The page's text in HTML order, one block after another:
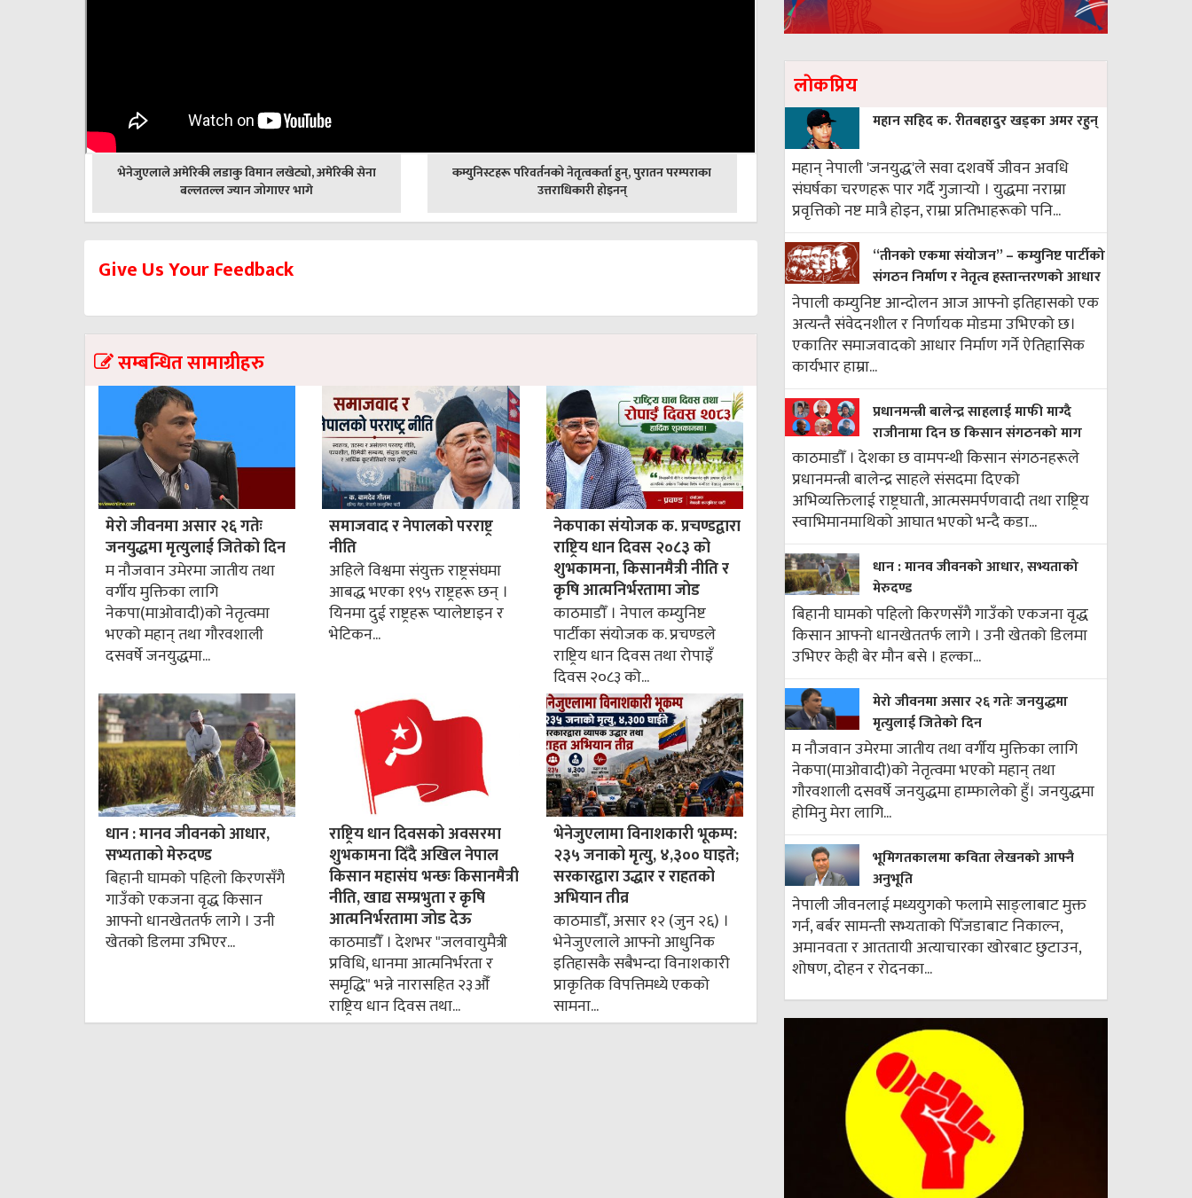
पछिल्लाे
भेनेजुएलाले अमेरिकी लडाकु विमान लखेट्यो, अमेरिकी सेना
बल्लतल्ल ज्यान जोगाएर भागे
अघिल्लाे
कम्युनिस्टहरू परिवर्तनको नेतृत्वकर्ता हुन्, पुरातन परम्पराका
उत्तराधिकारी होइनन्
Give Us Your Feedback
सम्बन्धित सामाग्रीहरु
मेरो जीवनमा असार २६ गतेः
जनयुद्धमा मृत्युलाई जितेको दिन
म नौजवान उमेरमा जातीय तथा
वर्गीय मुक्तिका लागि
नेकपा(माओवादी)को नेतृत्वमा
भएको महान् तथा गौरवशाली
दसवर्षे जनयुद्धमा...
समाजवाद र नेपालको परराष्ट्र
नीति
अहिले विश्वमा संयुक्त राष्ट्रसंघमा
आबद्ध भएका १९५ राष्ट्रहरू छन् ।
यिनमा दुई राष्ट्रहरू प्यालेष्टाइन र
भेटिकन...
नेकपाका संयोजक क. प्रचण्डद्वारा
राष्ट्रिय धान दिवस २०८३ को
शुभकामना, किसानमैत्री नीति र
कृषि आत्मनिर्भरतामा जोड
काठमाडौँ । नेपाल कम्युनिष्ट
पार्टीका संयोजक क. प्रचण्डले
राष्ट्रिय धान दिवस तथा रोपाइँ
दिवस २०८३ को...
धान : मानव जीवनको आधार,
सभ्यताको मेरुदण्ड
बिहानी घामको पहिलो किरणसँगै
गाउँको एकजना वृद्ध किसान
आफ्नो धानखेततर्फ लागे । उनी
खेतको डिलमा उभिएर...
राष्ट्रिय धान दिवसको अवसरमा
शुभकामना दिँदै अखिल नेपाल
किसान महासंघ भन्छः किसानमैत्री
नीति, खाद्य सम्प्रभुता र कृषि
आत्मनिर्भरतामा जोड देऊ
काठमाडौँ । देशभर "जलवायुमैत्री
प्रविधि, धानमा आत्मनिर्भरता र
समृद्धि" भन्ने नारासहित २३औँ
राष्ट्रिय धान दिवस तथा...
भेनेजुएलामा विनाशकारी भूकम्प:
२३५ जनाको मृत्यु, ४,३०० घाइते;
सरकारद्वारा उद्धार र राहतको
अभियान तीव्र
काठमाडौँ, असार १२ (जुन २६) ।
भेनेजुएलाले आफ्नो आधुनिक
इतिहासकै सबैभन्दा विनाशकारी
प्राकृतिक विपत्तिमध्ये एकको
सामना...
लाेकप्रिय
महान सहिद क. रीतबहादुर खड्‌का अमर रहुन्
महान् नेपाली 'जनयुद्ध'ले सवा दशवर्षे जीवन अवधि
संघर्षका चरणहरू पार गर्दै गुजार्‍यो । युद्धमा नराम्रा
प्रवृत्तिको नष्ट मात्रै होइन, राम्रा प्रतिभाहरूको पनि...
“तीनको एकमा संयोजन” – कम्युनिष्ट पार्टीको
संगठन निर्माण र नेतृत्व हस्तान्तरणको आधार
नेपाली कम्युनिष्ट आन्दोलन आज आफ्नो इतिहासको एक
अत्यन्तै संवेदनशील र निर्णायक मोडमा उभिएको छ।
एकातिर समाजवादको आधार निर्माण गर्ने ऐतिहासिक
कार्यभार हाम्रा...
प्रधानमन्त्री बालेन्द्र साहलाई माफी माग्दै
राजीनामा दिन छ किसान संगठनको माग
काठमाडौँ । देशका छ वामपन्थी किसान संगठनहरूले
प्रधानमन्त्री बालेन्द्र साहले संसदमा दिएको
अभिव्यक्तिलाई राष्ट्रघाती, आत्मसमर्पणवादी तथा राष्ट्रिय
स्वाभिमानमाथिको आघात भएको भन्दै कडा...
धान : मानव जीवनको आधार, सभ्यताको
मेरुदण्ड
बिहानी घामको पहिलो किरणसँगै गाउँको एकजना वृद्ध
किसान आफ्नो धानखेततर्फ लागे । उनी खेतको डिलमा
उभिएर केही बेर मौन बसे । हल्का...
मेरो जीवनमा असार २६ गतेः जनयुद्धमा
मृत्युलाई जितेको दिन
म नौजवान उमेरमा जातीय तथा वर्गीय मुक्तिका लागि
नेकपा(माओवादी)को नेतृत्वमा भएको महान् तथा
गौरवशाली दसवर्षे जनयुद्धमा हाम्फालेको हुँ। जनयुद्धमा
होमिनु मेरा लागि...
भूमिगतकालमा कविता लेखनको आफ्नै
अनुभूति
नेपाली जीवनलाई मध्ययुगको फलामे साङ्लाबाट मुक्त
गर्न, बर्बर सामन्ती सभ्यताको पिँजडाबाट निकाल्न,
अमानवता र आततायी अत्याचारका खोरबाट छुटाउन,
शोषण, दोहन र रोदनका...